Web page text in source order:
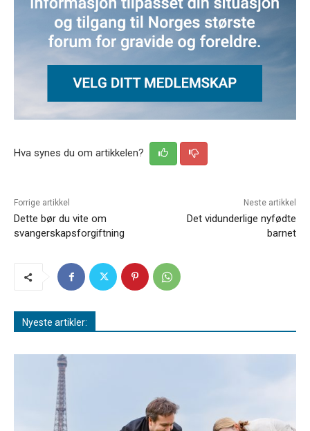
Hva synes du om artikkelen?
Forrige artikkel
Dette bør du vite om
svangerskapsforgiftning
Neste artikkel
Det vidunderlige nyfødte
barnet
Nyeste artikler: